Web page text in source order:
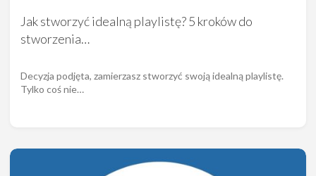
Jak stworzyć idealną playlistę? 5 kroków do
stworzenia…
Decyzja podjęta, zamierzasz stworzyć swoją idealną playlistę.
Tylko coś nie…